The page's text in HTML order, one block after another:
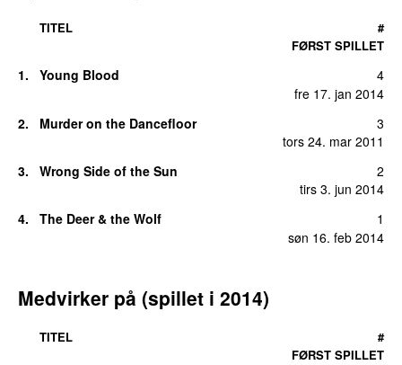
TITEL
FØRST SPILLET
#
1.
Young Blood
fre 17. jan 2014
4
2.
Murder on the Dancefloor
tors 24. mar 2011
3
3.
Wrong Side of the Sun
tirs 3. jun 2014
2
4.
The Deer & the Wolf
søn 16. feb 2014
1
Medvirker på (spillet i 2014)
TITEL
FØRST SPILLET
#